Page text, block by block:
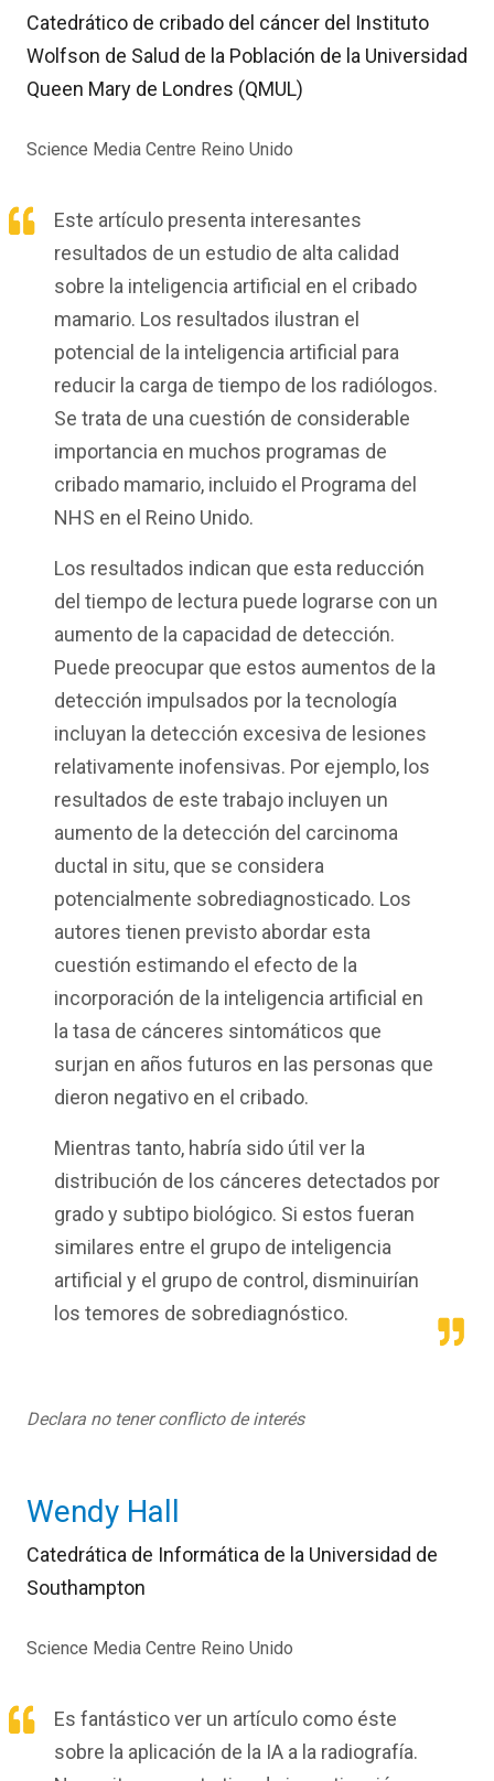
Catedrático de cribado del cáncer del Instituto
Wolfson de Salud de la Población de la Universidad
Queen Mary de Londres (QMUL)
Science Media Centre Reino Unido
Este artículo presenta interesantes
resultados de un estudio de alta calidad
sobre la inteligencia artificial en el cribado
mamario. Los resultados ilustran el
potencial de la inteligencia artificial para
reducir la carga de tiempo de los radiólogos.
Se trata de una cuestión de considerable
importancia en muchos programas de
cribado mamario, incluido el Programa del
NHS en el Reino Unido.
Los resultados indican que esta reducción
del tiempo de lectura puede lograrse con un
aumento de la capacidad de detección.
Puede preocupar que estos aumentos de la
detección impulsados por la tecnología
incluyan la detección excesiva de lesiones
relativamente inofensivas. Por ejemplo, los
resultados de este trabajo incluyen un
aumento de la detección del carcinoma
ductal in situ, que se considera
potencialmente sobrediagnosticado. Los
autores tienen previsto abordar esta
cuestión estimando el efecto de la
incorporación de la inteligencia artificial en
la tasa de cánceres sintomáticos que
surjan en años futuros en las personas que
dieron negativo en el cribado.
Mientras tanto, habría sido útil ver la
distribución de los cánceres detectados por
grado y subtipo biológico. Si estos fueran
similares entre el grupo de inteligencia
artificial y el grupo de control, disminuirían
los temores de sobrediagnóstico.
Declara no tener conflicto de interés
Wendy Hall
Catedrática de Informática de la Universidad de
Southampton
Science Media Centre Reino Unido
Es fantástico ver un artículo como éste
sobre la aplicación de la IA a la radiografía.